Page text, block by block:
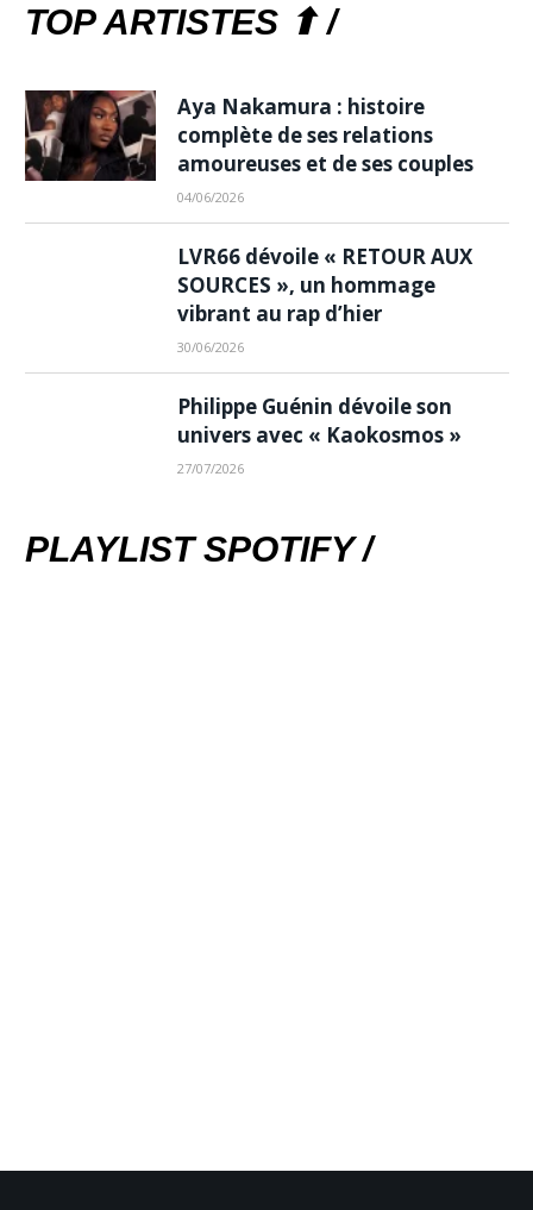
TOP ARTISTES ⬆ /
Aya Nakamura : histoire
complète de ses relations
amoureuses et de ses couples
04/06/2026
LVR66 dévoile « RETOUR AUX
SOURCES », un hommage
vibrant au rap d’hier
30/06/2026
Philippe Guénin dévoile son
univers avec « Kaokosmos »
27/07/2026
PLAYLIST SPOTIFY /